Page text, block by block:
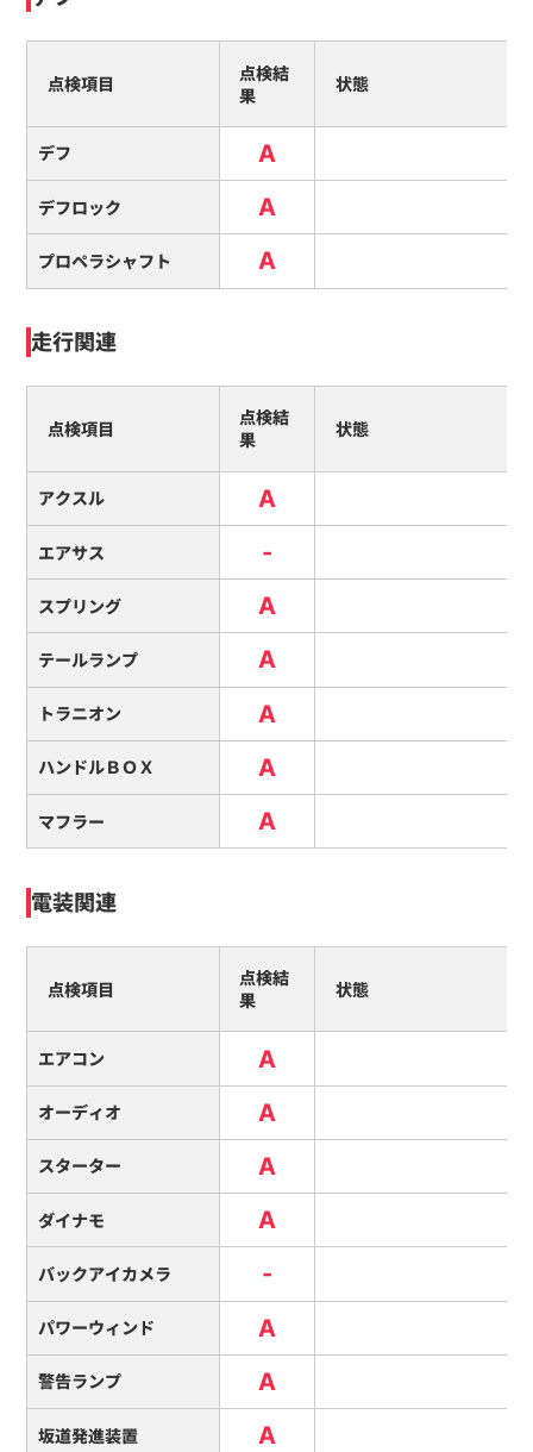
点検項目
点検結
果
状態
デフ A
デフロック A
プロペラシャフト A
走行関連
点検項目
点検結
果
状態
アクスル A
エアサス -
スプリング A
テールランプ A
トラニオン A
ハンドルＢＯＸ A
マフラー A
電装関連
点検項目
点検結
果
状態
エアコン A
オーディオ A
スターター A
ダイナモ A
バックアイカメラ -
パワーウィンド A
警告ランプ A
坂道発進装置 A